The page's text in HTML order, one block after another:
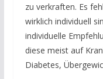
zu verkraften. Es
wirklich individuell
individuelle
diese meist auf
Diabetes,